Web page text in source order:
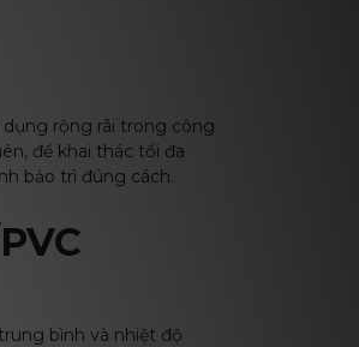
rộng rãi trong công
để khai thác tối đa
bảo trì đúng cách.
bình và nhiệt độ